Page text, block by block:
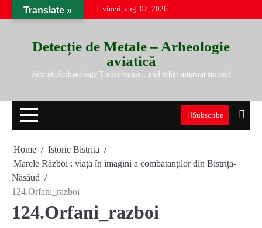
to
vineri, aug. 07, 2026
Detecție de Metale – Arheologie
aviatică
Aircraft Archaeology Transylvania…and other interwar stories!
Subscribe
Home
Istorie Bistrita
Marele Război : viața în imagini a combatanților din Bistrița-
Năsăud
124.Orfani_razboi
124.Orfani_razboi
Translate »